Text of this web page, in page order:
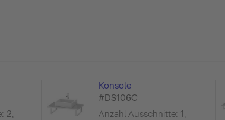
2,
Konsole
#DS106C
Anzahl Ausschnitte: 1,